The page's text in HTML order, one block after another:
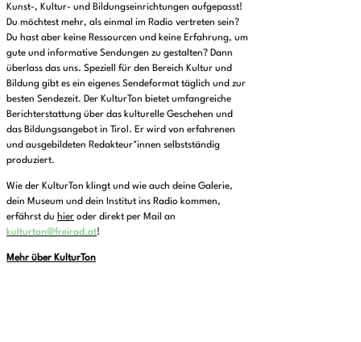
Kunst-, Kultur- und Bildungseinrichtungen aufgepasst!
Du möchtest mehr, als einmal im Radio vertreten sein?
Du hast aber keine Ressourcen und keine Erfahrung, um
gute und informative Sendungen zu gestalten? Dann
überlass das uns. Speziell für den Bereich Kultur und
Bildung gibt es ein eigenes Sendeformat täglich und zur
besten Sendezeit. Der KulturTon bietet umfangreiche
Berichterstattung über das kulturelle Geschehen und
das Bildungsangebot in Tirol. Er wird von erfahrenen
und ausgebildeten Redakteur*innen selbstständig
produziert.
Wie der KulturTon klingt und wie auch deine Galerie,
dein Museum und dein Institut ins Radio kommen,
erfährst du hier oder direkt per Mail an
kulturton@freirad.at!
Mehr über KulturTon